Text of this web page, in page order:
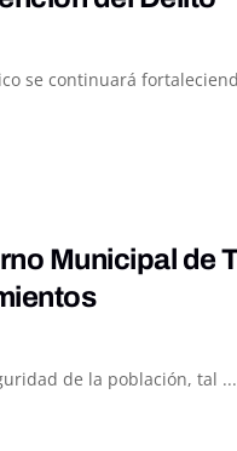
se continuará
Municipal de
de la población, tal ...